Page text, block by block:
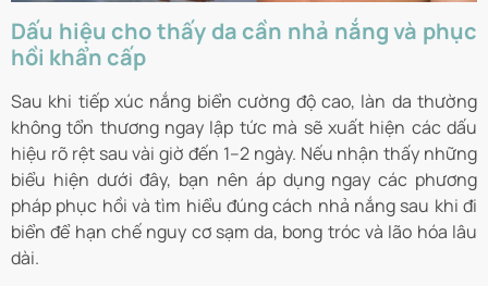
Dấu hiệu cho thấy da cần nhả nắng và phục
hồi khẩn cấp
Sau khi tiếp xúc nắng biển cường độ cao, làn da thường
không tổn thương ngay lập tức mà sẽ xuất hiện các dấu
hiệu rõ rệt sau vài giờ đến 1–2 ngày. Nếu nhận thấy những
biểu hiện dưới đây, bạn nên áp dụng ngay các phương
pháp phục hồi và tìm hiểu đúng cách nhả nắng sau khi đi
biển để hạn chế nguy cơ sạm da, bong tróc và lão hóa lâu
dài.